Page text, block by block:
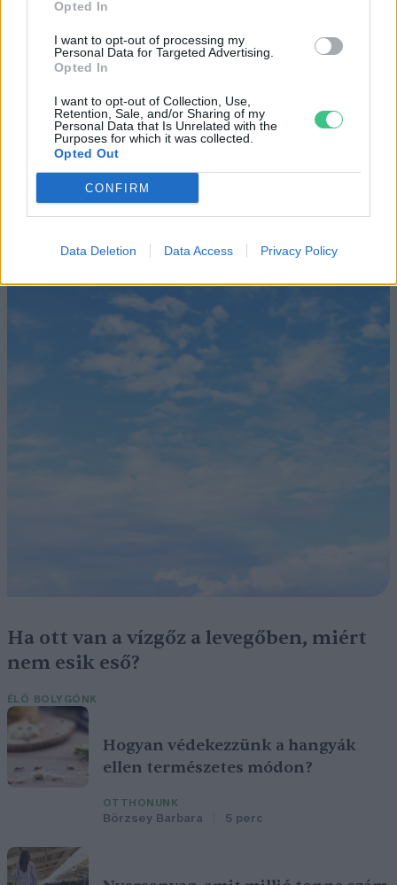
Opted In
I want to opt-out of processing my
Personal Data for Targeted Advertising.
Opted In
I want to opt-out of Collection, Use,
Retention, Sale, and/or Sharing of my
Personal Data that Is Unrelated with the
Purposes for which it was collected.
Opted Out
CONFIRM
Data Deletion Data Access Privacy Policy
OTTHONUNK
Céltáblát festett magára az EU
ENERGIA
Ha ott van a vízgőz a levegőben, miért
nem esik eső?
ÉLŐ BOLYGÓNK
Hogyan védekezzünk a hangyák
ellen természetes módon?
OTTHONUNK
Börzsey Barbara 5 perc